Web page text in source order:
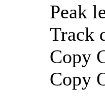
Peak
Track
Copy
Copy